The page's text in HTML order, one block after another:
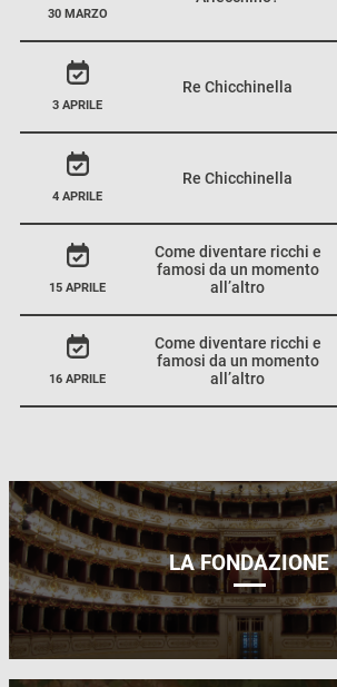
30 MARZO
3 APRILE
Re Chicchinella
4 APRILE
Re Chicchinella
15 APRILE
Come diventare ricchi e
famosi da un momento
all’altro
16 APRILE
Come diventare ricchi e
famosi da un momento
all’altro
LA FONDAZIONE